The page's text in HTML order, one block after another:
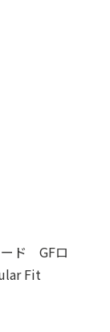
ド GFロ
Fit